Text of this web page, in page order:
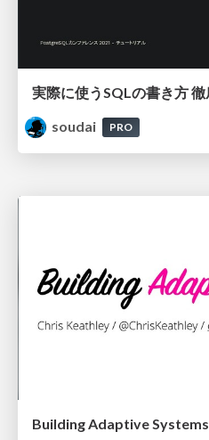
soudai
PRO
Building Adaptive Systems